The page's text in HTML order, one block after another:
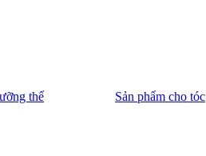
thể Sản phẩm cho tóc